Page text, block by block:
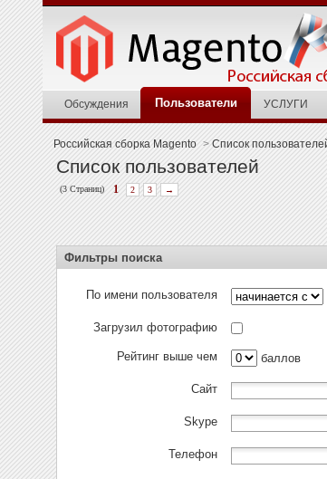
Обсуждения Пользователи УСЛУГИ
Российская сборка Magento > Список
Список пользователей
(3 Страниц) 1 2 3 →
Фильтры поиска
По имени пользователя
Загрузил фотографию
Рейтинг выше чем баллов
Сайт
Skype
Телефон